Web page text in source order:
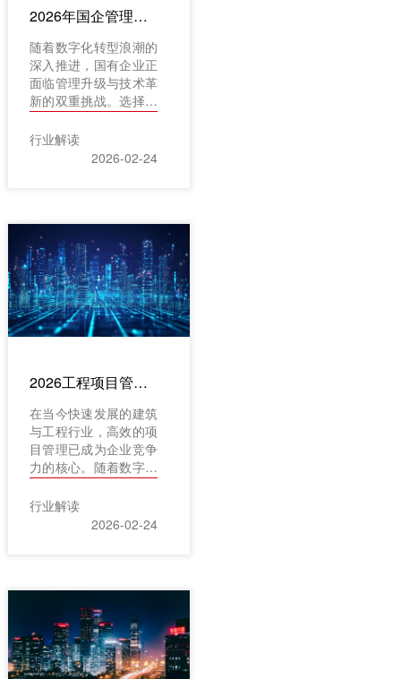
2026年国企管理软件推荐：Top5产品深度解析与适用场景全透视
随着数字化转型浪潮的
深入推进，国有企业正
面临管理升级与技术革
新的双重挑战。选择合
适的国有企业管理软
件，不仅是提升运营效
率的关键，更是实现高
国企管理软件市场呈现
出专业化、场景化与生
态化的新趋势。本文将
基于行业公开资料与市
场分析，深度解析当前
最适合国企需求的
Top5管理软件，并全
参考。
行业解读
2026-02-24
2026工程项目管理软件有哪些?资深项目经理推荐的5款实战利器
在当今快速发展的建筑
与工程行业，高效的项
目管理已成为企业竞争
力的核心。随着数字化
浪潮的推进，传统的管
理方式已难以满足复杂
项目对进度、成本和资
不可或缺的“数字助
手”。这些工具不仅能
够整合计划、分配资
源、跟踪进度，还能优
化团队协作与风险管
行业解读
2026-02-24